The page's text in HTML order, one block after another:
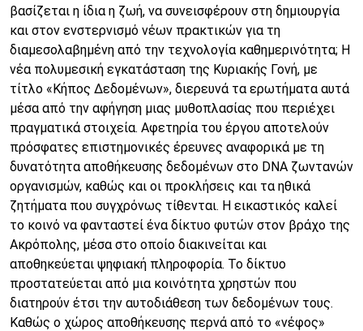
βασίζεται η ίδια η ζωή, να συνεισφέρουν στη δημιουργία
και στον ενστερνισμό νέων πρακτικών για τη
διαμεσολαβημένη από την τεχνολογία καθημερινότητα; Η
νέα πολυμεσική εγκατάσταση της Κυριακής Γονή, με
τίτλο «Κήπος Δεδομένων», διερευνά τα ερωτήματα αυτά
μέσα από την αφήγηση μιας μυθοπλασίας που περιέχει
πραγματικά στοιχεία. Αφετηρία του έργου αποτελούν
πρόσφατες επιστημονικές έρευνες αναφορικά με τη
δυνατότητα αποθήκευσης δεδομένων στο DNA ζωντανών
οργανισμών, καθώς και οι προκλήσεις και τα ηθικά
ζητήματα που συγχρόνως τίθενται. Η εικαστικός καλεί
το κοινό να φανταστεί ένα δίκτυο φυτών στον βράχο της
Ακρόπολης, μέσα στο οποίο διακινείται και
αποθηκεύεται ψηφιακή πληροφορία. Το δίκτυο
προστατεύεται από μια κοινότητα χρηστών που
διατηρούν έτσι την αυτοδιάθεση των δεδομένων τους.
Καθώς ο χώρος αποθήκευσης περνά από το «νέφος»